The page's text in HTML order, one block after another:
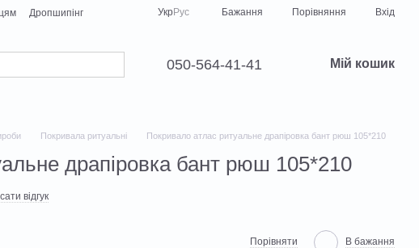
Дропшипінг
УкрРус Бажання Порівняння Вхід
050-564-41-41 Мій кошик
Покривала ритуальні Покривало атлас ритуальне драпіровка бант рюш 105*210
драпіровка бант рюш 105*210
відгук
Порівняти В бажання